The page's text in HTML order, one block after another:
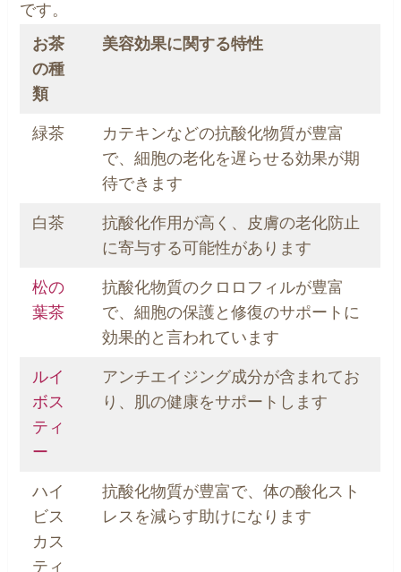
です。
お茶
の種
類
美容効果に関する特性
緑茶
カテキンなどの抗酸化物質が豊富
で、細胞の老化を遅らせる効果が期
待できます
白茶
抗酸化作用が高く、皮膚の老化防止
に寄与する可能性があります
松の
葉茶
抗酸化物質のクロロフィルが豊富
で、細胞の保護と修復のサポートに
効果的と言われています
ルイ
ボス
ティ
ー
アンチエイジング成分が含まれてお
り、肌の健康をサポートします
ハイ
ビス
カス
ティ
抗酸化物質が豊富で、体の酸化スト
レスを減らす助けになります